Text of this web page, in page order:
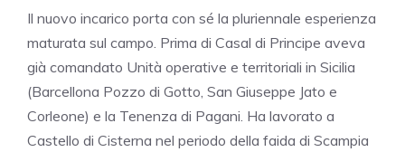
Il nuovo incarico porta con sé la pluriennale esperienza
maturata sul campo. Prima di Casal di Principe aveva
già comandato Unità operative e territoriali in Sicilia
(Barcellona Pozzo di Gotto, San Giuseppe Jato e
Corleone) e la Tenenza di Pagani. Ha lavorato a
Castello di Cisterna nel periodo della faida di Scampia